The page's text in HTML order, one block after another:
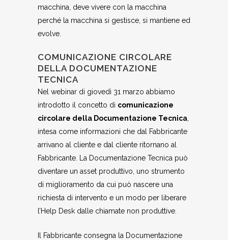
macchina, deve vivere con la macchina
perché la macchina si gestisce, si mantiene ed
evolve.
COMUNICAZIONE CIRCOLARE
DELLA DOCUMENTAZIONE
TECNICA
Nel webinar di giovedì 31 marzo abbiamo
introdotto il concetto di comunicazione
circolare della Documentazione Tecnica
intesa come informazioni che dal Fabbricante
arrivano al cliente e dal cliente ritornano al
Fabbricante. La Documentazione Tecnica può
diventare un asset produttivo, uno strumento
di miglioramento da cui può nascere una
richiesta di intervento e un modo per liberare
l’Help Desk dalle chiamate non produttive.
Il Fabbricante consegna la Documentazione